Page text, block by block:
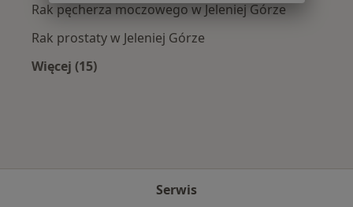
Rak pęcherza moczowego w Jeleniej Górze
Rak prostaty w Jeleniej Górze
Więcej (15)
Serwis